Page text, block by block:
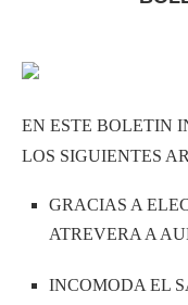
EN ESTE BOLETIN
LOS SIGUIENTES
GRACIAS A
ATREVERA A
INCOMODA EL